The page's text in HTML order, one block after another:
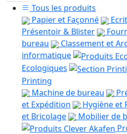
Tous les produits
Papier et Façonné
Présentoir & Blister
bureau
Classement et
informatique
Ecologiques
Printing
Machine de bureau
et Expédition
Hygiène et
et Bricolage
Mobilier de